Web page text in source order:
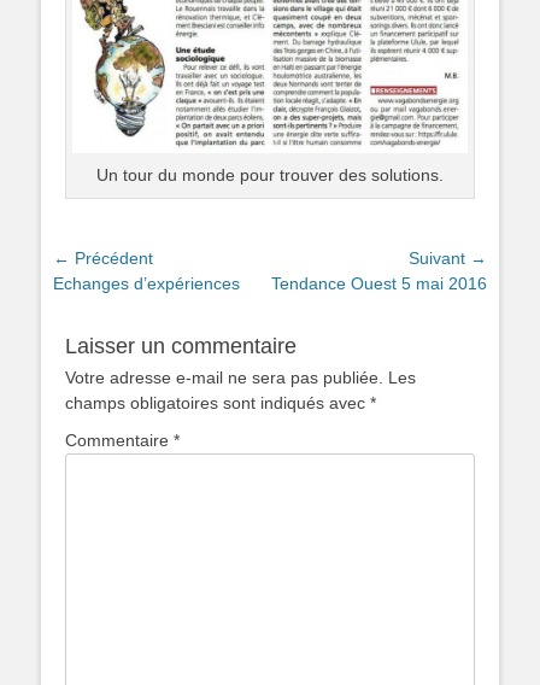
Un tour du monde pour trouver des solutions.
Navigation
de
← Précédent
Article
Echanges d’expériences
Suivant →
Article
Tendance Ouest 5 mai 2016
Laisser un commentaire
Votre adresse e-mail ne sera pas publiée.
Les
champs obligatoires sont indiqués avec *
Commentaire *